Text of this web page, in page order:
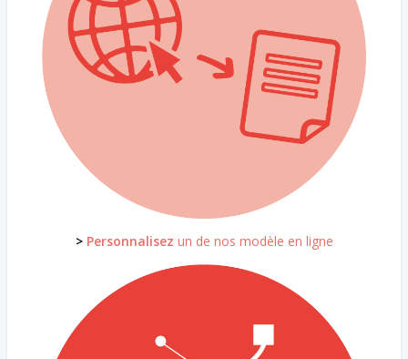
> Personnalisez un de nos modèle en ligne